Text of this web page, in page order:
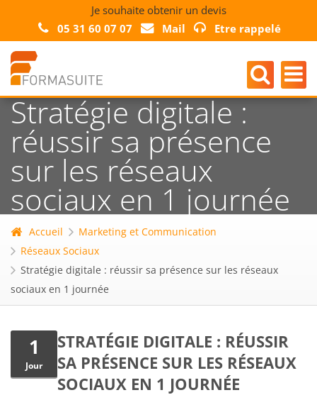
Je souhaite obtenir un devis
05 31 60 07 07
Mail Etre rappelé
Stratégie digitale :
réussir sa présence
sur les réseaux
sociaux en 1 journée
Accueil
Marketing et Communication
Réseaux Sociaux
Stratégie digitale : réussir sa présence sur les réseaux
sociaux en 1 journée
1
Jour
STRATÉGIE DIGITALE : RÉUSSIR
SA PRÉSENCE SUR LES RÉSEAUX
SOCIAUX EN 1 JOURNÉE